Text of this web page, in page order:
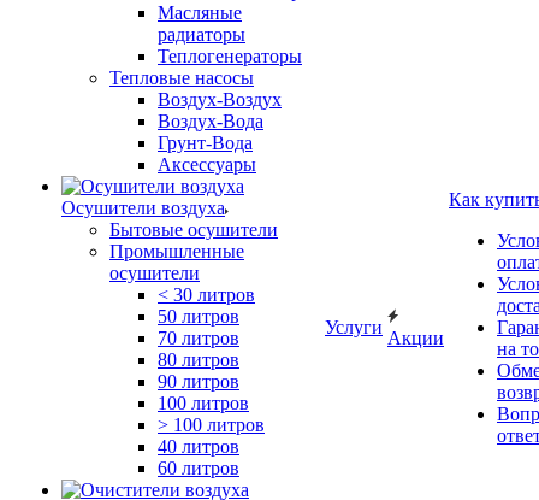
Масляные
радиаторы
Теплогенераторы
Тепловые насосы
Воздух-Воздух
Воздух-Вода
Грунт-Вода
Аксессуары
Осушители воздуха
Бытовые осушители
Промышленные
осушители
< 30 литров
50 литров
70 литров
80 литров
90 литров
100 литров
> 100 литров
40 литров
60 литров
Услуги
Акции
Как
на